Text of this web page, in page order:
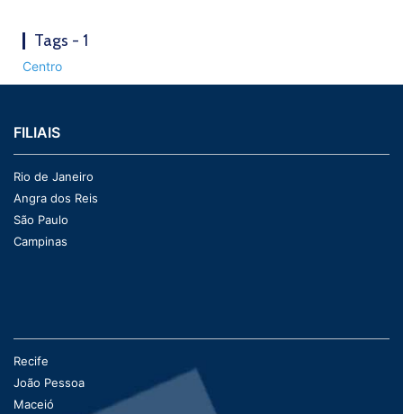
Tags - 1
Centro
FILIAIS
Rio de Janeiro
Angra dos Reis
São Paulo
Campinas
Recife
João Pessoa
Maceió